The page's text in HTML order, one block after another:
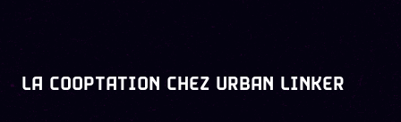
LA COOPTATION CHEZ URBAN LINKER